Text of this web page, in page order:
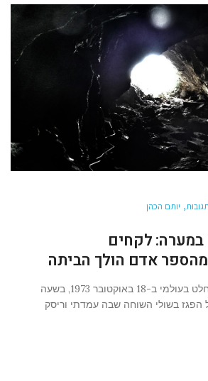
יותם הכהן
במערה: לקחים
אדם הולך הביתה
מאז הוטל כאוס מוחלט בעולמי ב-18 באוקטובר 1973, בשעה
הפגז בשולי השוחה שבה עמדתי וריסק